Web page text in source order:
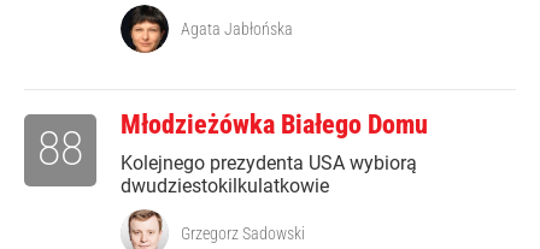
Agata Jabłońska
Młodzieżówka Białego Domu
Kolejnego prezydenta USA wybiorą
dwudziestokilkulatkowie
88
Grzegorz Sadowski